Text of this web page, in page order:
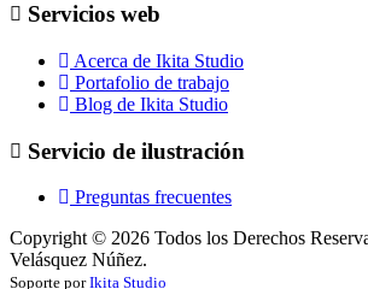
Servicios web
Acerca de Ikita Studio
Portafolio de trabajo
Blog de Ikita Studio
Servicio de ilustración
Preguntas frecuentes
Copyright © 2026 Todos los Derechos
Velásquez Núñez.
Soporte porIkita Studio